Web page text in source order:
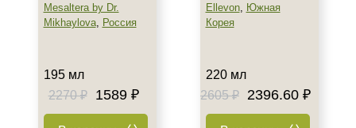
Mesaltera by Dr.
Mikhaylova, Россия
195 мл
2270 ₽
1589 ₽
Ellevon, Южная
Корея
220 мл
2605 ₽
2396.60 ₽